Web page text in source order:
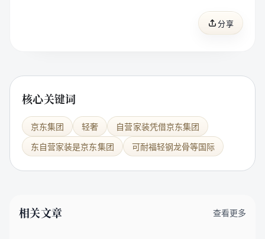
分享
核心关键词
京东集团 轻奢
自营家装凭借京东集团
东自营家装是京东集团
可耐福轻钢龙骨等国际
相关文章 查看更多